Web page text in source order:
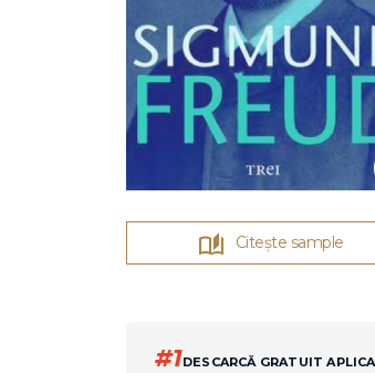
Citește sample
#1DESCARCĂ GRATUIT